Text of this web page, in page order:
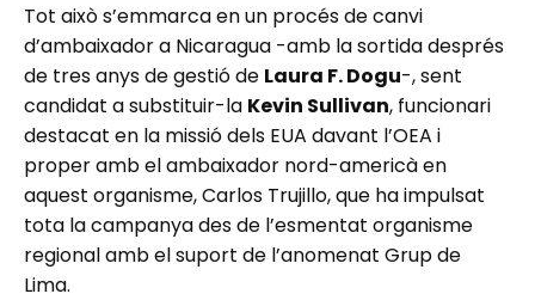
Tot això s’emmarca en un procés de canvi
d’ambaixador a Nicaragua -amb la sortida després
de tres anys de gestió de Laura F. Dogu-, sent
candidat a substituir-la Kevin Sullivan, funcionari
destacat en la missió dels EUA davant l’OEA i
proper amb el ambaixador nord-americà en
aquest organisme, Carlos Trujillo, que ha impulsat
tota la campanya des de l’esmentat organisme
regional amb el suport de l’anomenat Grup de
Lima.